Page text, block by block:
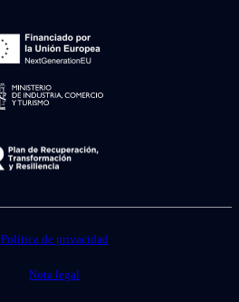
Política de privacidad
Nota legal